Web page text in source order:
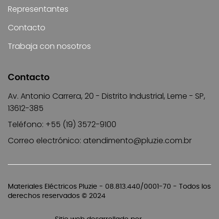
Materiales Eléctricos Pluzie - 08.813.440/0001-70 - Todos los
derechos reservados © 2024
Representantes
Contacto
Trabaja con nosotros
Contacto
Av. Antonio Carrera, 20 - Distrito Industrial, Leme - SP,
13612-385
Teléfono: +55 (19) 3572-9100
Correo electrónico: atendimento@pluzie.com.br